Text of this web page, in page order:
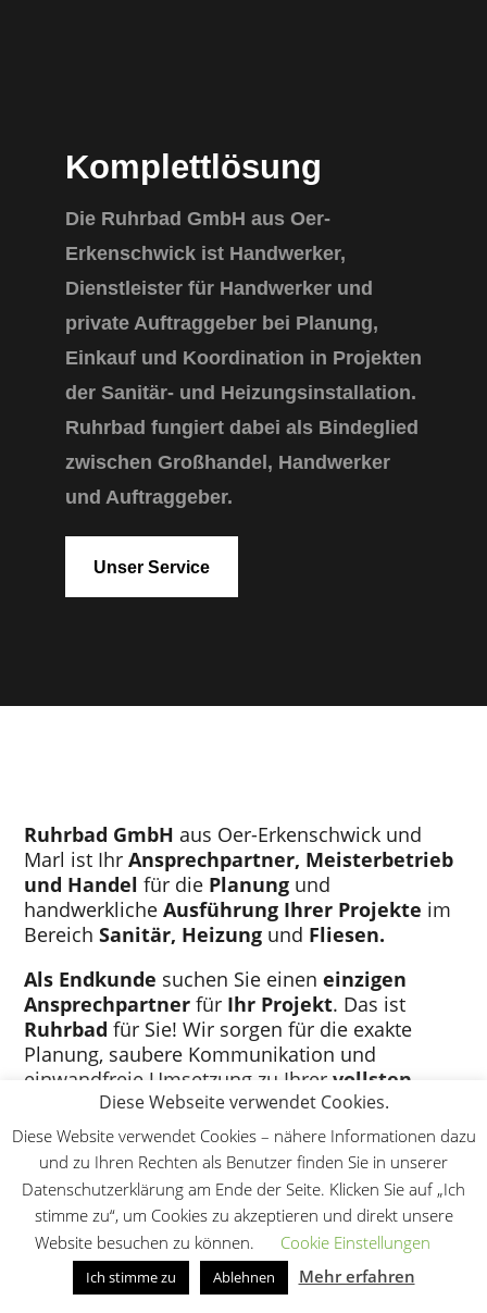
Komplettlösung
Die Ruhrbad GmbH aus Oer-
Erkenschwick ist Handwerker,
Dienstleister für Handwerker und
private Auftraggeber bei Planung,
Einkauf und Koordination in Projekten
der Sanitär- und Heizungsinstallation.
Ruhrbad fungiert dabei als Bindeglied
zwischen Großhandel, Handwerker
und Auftraggeber.
Unser Service
Ruhrbad GmbHaus Oer-Erkenschwick und
Marl ist Ihr Ansprechpartner, Meisterbetrieb
und Handelfür die Planung und
handwerkliche Ausführung Ihrer Projekte im
Bereich Sanitär, Heizung und Fliesen.
Als Endkunde suchen Sie eineneinzigen
Ansprechpartner für Ihr Projekt. Das ist
Ruhrbad für Sie!Wir sorgen für die exakte
Planung, saubere Kommunikation und
einwandfreie Umsetzung zu Ihrervollsten
Zufriedenheit. Der Materialeinkauf wird dabei
durch unseren hauseigenenGroßhandel
abgedeckt.
MEHR ERFAHREN
Kontakt
Diese Webseite verwendet Cookies.
Diese Website verwendet Cookies – nähere Informationen dazu
und zu Ihren Rechten als Benutzer finden Sie in unserer
Datenschutzerklärung am Ende der Seite. Klicken Sie auf „Ich
stimme zu“, um Cookies zu akzeptieren und direkt unsere
Website besuchen zu können.
Cookie Einstellungen
Ich stimme zu Ablehnen Mehr erfahren